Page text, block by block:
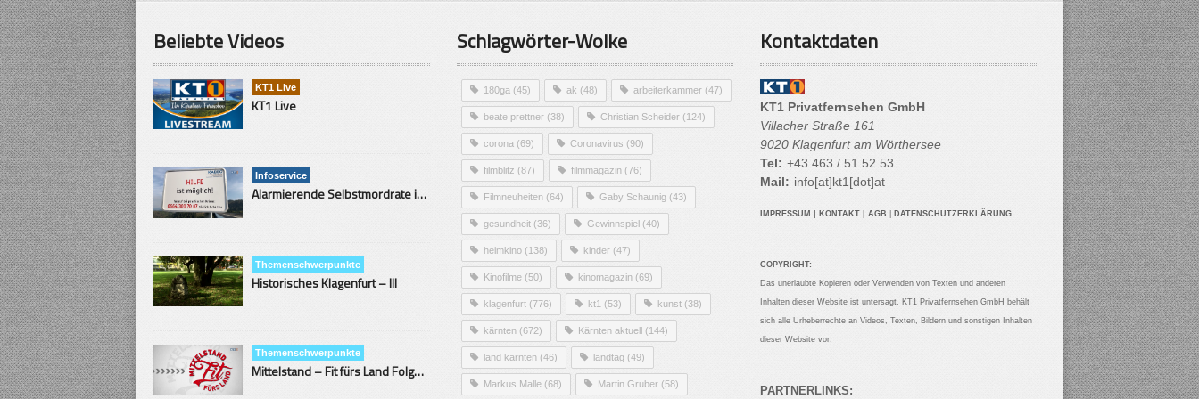
Beliebte Videos
KT1 Live
KT1 Live
Infoservice
Alarmierende Selbstmordrate in Kärnten
Themenschwerpunkte
Historisches Klagenfurt – III
Themenschwerpunkte
Mittelstand – Fit fürs Land Folge 9- Konditor
Schlagwörter-Wolke
180ga (45) ak (48) arbeiterkammer (47)
beate prettner (38) Christian Scheider (124)
corona (69) Coronavirus (90)
filmblitz (87) filmmagazin (76)
Filmneuheiten (64) Gaby Schaunig (43)
gesundheit (36) Gewinnspiel (40)
heimkino (138) kinder (47)
Kinofilme (50) kinomagazin (69)
klagenfurt (776) kt1 (53) kunst (38)
kärnten (672) Kärnten aktuell (144)
land kärnten (46) landtag (49)
Markus Malle (68) Martin Gruber (58)
Kontaktdaten
KT1 Privatfernsehen GmbH
Villacher Straße 161
9020 Klagenfurt am Wörthersee
Tel: +43 463 / 51 52 53
Mail: info[at]kt1[dot]at
IMPRESSUM KONTAKT AGB DATENSCHUTZERKLÄRUNG
COPYRIGHT:
Das unerlaubte Kopieren oder Verwenden von Texten und anderen
Inhalten dieser Website ist untersagt. KT1 Privatfernsehen GmbH behält
sich alle Urheberrechte an Videos, Texten, Bildern und sonstigen Inhalten
dieser Website vor.
PARTNERLINKS: